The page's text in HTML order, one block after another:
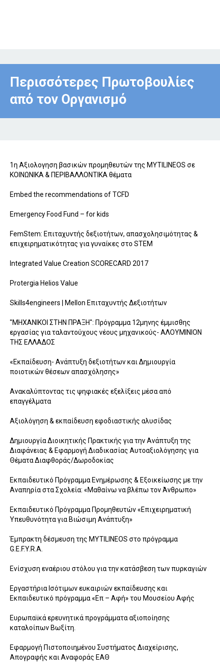
Περισσότερες Πρωτοβουλίες
από τον Οργανισμό
1η Αξιολογηση βασικών προμηθευτών της MYTILINEOS σε
ΚΟΙΝΩΝΙΚΑ & ΠΕΡΙΒΑΛΛΟΝΤΙΚΑ θέματα
Embed the recommendations of TCFD
Emergency Food Fund – for kids
FemStem: Επιταχυντής δεξιοτήτων, απασχολησιμότητας &
επιχειρηματικότητας για γυναίκες στο STEM
Integrated Value Creation SCORECARD 2017
Protergia Helios Value
Skills4engineers | Mellon Επιταχυντής Δεξιοτήτων
"ΜΗΧΑΝΙΚΟΙ ΣΤΗΝ ΠΡΑΞΗ": Πρόγραμμα 12μηνης έμμισθης
εργασίας για ταλαντούχους νέους μηχανικούς- ΑΛΟΥΜΙΝΙΟΝ
ΤΗΣ ΕΛΛΑΔΟΣ
«Εκπαίδευση- Ανάπτυξη δεξιοτήτων και Δημιουργία
ποιοτικών θέσεων απασχόλησης»
Ανακαλύπτοντας τις ψηφιακές εξελίξεις μέσα από
επαγγέλματα
Αξιολόγηση & εκπαίδευση εφοδιαστικής αλυσίδας
Δημιουργία Διοικητικής Πρακτικής για την Ανάπτυξη της
Διαφάνειας & Εφαρμογή Διαδικασίας Αυτοαξιολόγησης για
Θέματα Διαφθοράς/Δωροδοκίας
Εκπαιδευτικό Πρόγραμμα Ενημέρωσης & Εξοικείωσης με την
Αναπηρία στα Σχολεία: «Μαθαίνω να βλέπω τον Άνθρωπο»
Εκπαιδευτικό Πρόγραμμα Προμηθευτών «Επιχειρηματική
Υπευθυνότητα για Βιώσιμη Ανάπτυξη»
Έμπρακτη δέσμευση της MYTILINEOS στο πρόγραμμα
G.E.F.Y.R.A.
Ενίσχυση εναέριου στόλου για την κατάσβεση των πυρκαγιών
Εργαστήρια Ισότιμων ευκαιριών εκπαίδευσης και
Εκπαιδευτικό πρόγραμμα «Επ – Αφή» του Μουσείου Αφής
Ευρωπαϊκά ερευνητικά προγράμματα αξιοποίησης
καταλοίπων Βωξίτη.
Εφαρμογή Πιστοποιημένου Συστήματος Διαχείρισης,
Απογραφής και Αναφοράς ΕΑΘ